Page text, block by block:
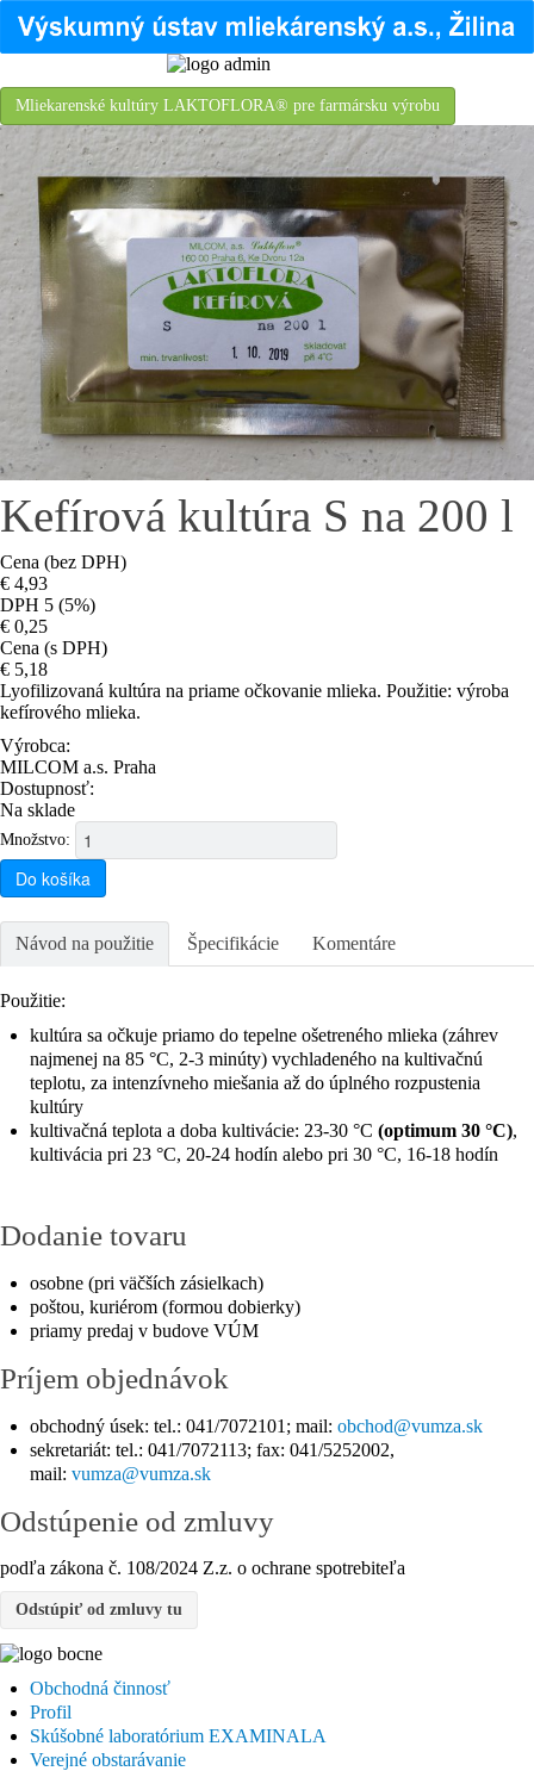
Mliekarenské kultúry LAKTOFLORA® pre farmársku výrobu
Kefírová kultúra S na 200 l
Cena (bez DPH)
€ 4,93
DPH 5 (5%)
€ 0,25
Cena (s DPH)
€ 5,18
Lyofilizovaná kultúra na priame očkovanie mlieka. Použitie: výroba
kefírového mlieka.
Výrobca:
MILCOM a.s. Praha
Dostupnosť:
Na sklade
Množstvo:
Do košíka
Návod na použitie Špecifikácie Komentáre
Použitie:
kultúra sa očkuje priamo do tepelne ošetreného mlieka (záhrev
najmenej na 85 °C, 2-3 minúty) vychladeného na kultivačnú
teplotu, za intenzívneho miešania až do úplného rozpustenia
kultúry
kultivačná teplota a doba kultivácie: 23-30 °C (optimum 30 °C),
kultivácia pri 23 °C, 20-24 hodín alebo pri 30 °C, 16-18 hodín
Dodanie tovaru
osobne (pri väčších zásielkach)
poštou, kuriérom (formou dobierky)
priamy predaj v budove VÚM
Príjem objednávok
obchodný úsek: tel.: 041/7072101; mail:
sekretariát: tel.: 041/7072113; fax: 041/5252002,
mail:
Odstúpenie od zmluvy
podľa zákona č. 108/2024 Z.z. o ochrane spotrebiteľa
Odstúpiť od zmluvy tu
Obchodná činnosť
Profil
Skúšobné laboratórium EXAMINALA
Verejné obstarávanie